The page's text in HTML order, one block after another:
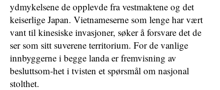
ydmykelsene de opplevde fra vestmaktene og det
keiserlige Japan. Vietnameserne som lenge har vært
vant til kinesiske invasjoner, søker å forsvare det de
ser som sitt suverene territorium. For de vanlige
innbyggerne i begge landa er fremvisning av
besluttsom-het i tvisten et spørsmål om nasjonal
stolthet.